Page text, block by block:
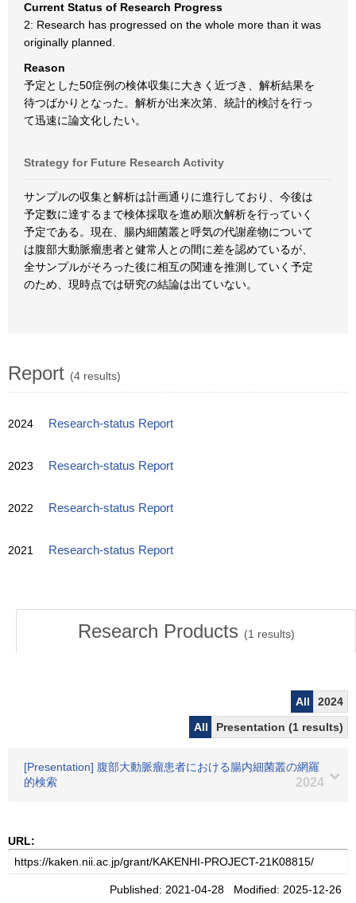
Current Status of Research Progress
2: Research has progressed on the whole more than it was
originally planned.
Reason
予定とした50症例の検体収集に大きく近づき、解析結果を
待つばかりとなった。解析が出来次第、統計的検討を行っ
て迅速に論文化したい。
Strategy for Future Research Activity
サンプルの収集と解析は計画通りに進行しており、今後は
予定数に達するまで検体採取を進め順次解析を行っていく
予定である。現在、腸内細菌叢と呼気の代謝産物について
は腹部大動脈瘤患者と健常人との間に差を認めているが、
全サンプルがそろった後に相互の関連を推測していく予定
のため、現時点では研究の結論は出ていない。
Report (4 results)
2024 Research-status Report
2023 Research-status Report
2022 Research-status Report
2021 Research-status Report
Research Products (1 results)
All
2024
All
Presentation (1 results)
[Presentation] 腹部大動脈瘤患者における腸内細菌叢の網羅
的検索
2024
URL:
Published: 2021-04-28 Modified: 2025-12-26